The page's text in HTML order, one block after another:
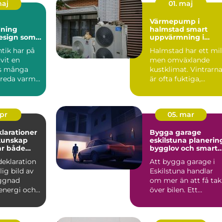
som
har på
en
många
varmt
01. maj
Värmepump i
halmstad smart
uppvärmning i
Halmstad har ett
men omväxlande
kustklimat. Vintrarna
är ofta fuktiga,
landet...
både
bild av
och
05. mar
Bygga garage
eskilstuna planering,
bygglov och smarta
Att bygga garage i
Eskilstuna handlar
om mer än att få tak
över bilen. Ett
ger try...